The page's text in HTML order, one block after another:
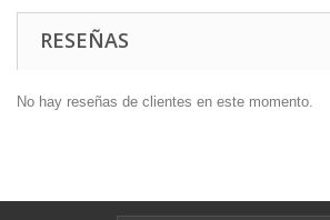
RESEÑAS
No hay reseñas de clientes en este momento.